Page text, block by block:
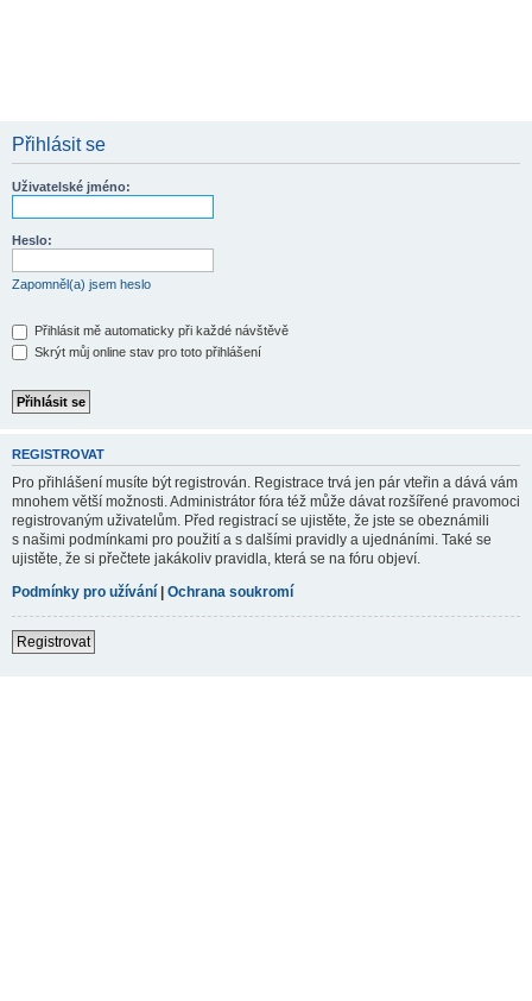
Přihlásit se
Uživatelské jméno:
Heslo:
Zapomněl(a) jsem heslo
Přihlásit mě automaticky při každé návštěvě
Skrýt můj online stav pro toto přihlášení
REGISTROVAT
Pro přihlášení musíte být registrován. Registrace trvá jen pár vteřin a dává vám
mnohem větší možnosti. Administrátor fóra též může dávat rozšířené pravomoci
registrovaným uživatelům. Před registrací se ujistěte, že jste se obeznámili
s našimi podmínkami pro použití a s dalšími pravidly a ujednáními. Také se
ujistěte, že si přečtete jakákoliv pravidla, která se na fóru objeví.
Podmínky pro užívání | Ochrana soukromí
Registrovat